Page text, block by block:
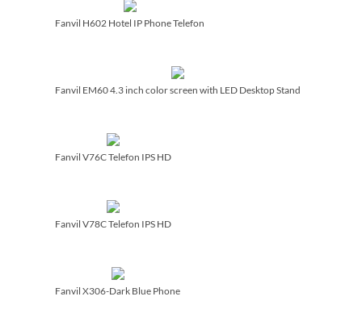
Fanvil H602 Hotel IP Phone Telefon
Fanvil EM60 4.3 inch color screen with LED Desktop Stand
Fanvil V76C Telefon IPS HD
Fanvil V78C Telefon IPS HD
Fanvil X306-Dark Blue Phone